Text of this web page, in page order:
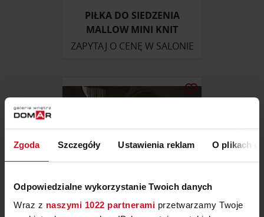
Zgoda Szczegóły Ustawienia reklam O plikach
Odpowiedzialne wykorzystanie Twoich danych
Wraz z naszymi 1022 partnerami przetwarzamy Twoje
PIŁKA DO SIEDZENIA
MALLOW MINI KNIT
ZAPYTAJ O CENĘ W SALONIE